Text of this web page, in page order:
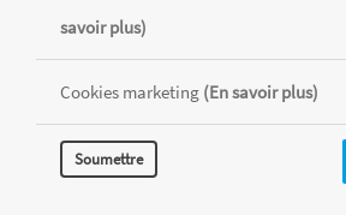
savoir plus)
Cookies marketing (En savoir plus)
Soumettre
chaque magasin, toutes taxes comprises.
MENTIONS LÉGALES